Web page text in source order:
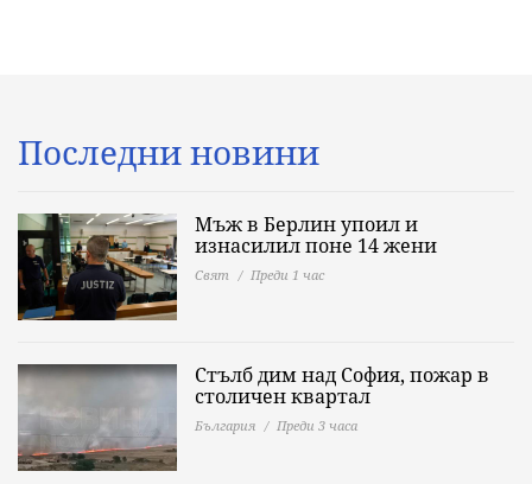
Последни новини
Мъж в Берлин упоил и
изнасилил поне 14 жени
Свят Преди 1 час
Стълб дим над София, пожар в
столичен квартал
България Преди 3 часа